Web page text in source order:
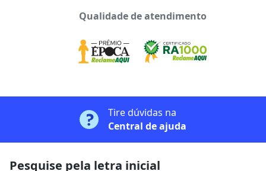
Qualidade de atendimento
Tire dúvidas na
Central de ajuda
Pesquise pela letra inicial